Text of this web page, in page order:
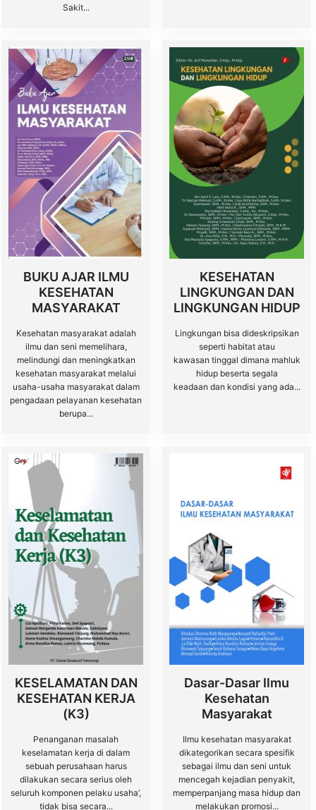
Sakit...
BUKU AJAR ILMU
KESEHATAN
MASYARAKAT
Kesehatan masyarakat adalah
ilmu dan seni memelihara,
melindungi dan meningkatkan
kesehatan masyarakat melalui
usaha-usaha masyarakat dalam
pengadaan pelayanan kesehatan
berupa...
KESEHATAN
LINGKUNGAN DAN
LINGKUNGAN HIDUP
Lingkungan bisa dideskripsikan
seperti habitat atau
kawasan tinggal dimana mahluk
hidup beserta segala
keadaan dan kondisi yang ada...
KESELAMATAN DAN
KESEHATAN KERJA
(K3)
Penanganan masalah
keselamatan kerja di dalam
sebuah perusahaan harus
dilakukan secara serius oleh
seluruh komponen pelaku usaha’,
tidak bisa secara...
Dasar-Dasar Ilmu
Kesehatan
Masyarakat
Ilmu kesehatan masyarakat
dikategorikan secara spesifik
sebagai ilmu dan seni untuk
mencegah kejadian penyakit,
memperpanjang masa hidup dan
melakukan promosi...